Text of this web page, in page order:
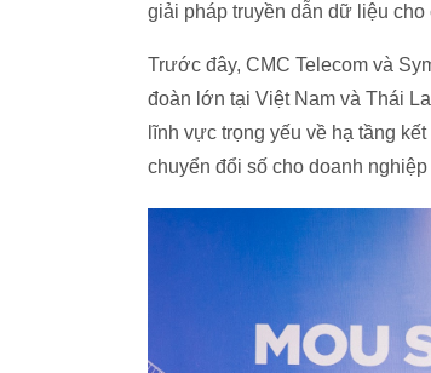
giải pháp truyền dẫn dữ liệu
Trước đây, CMC Telecom và
đoàn lớn tại Việt Nam và Thái
lĩnh vực trọng yếu về hạ tầng
chuyển đổi số cho doanh